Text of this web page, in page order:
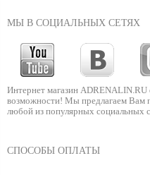
МЫ В СОЦИАЛЬНЫХ СЕТЯХ
Интернет магазин ADRENALIN.RU
возможности! Мы предлагаем Вам
любой из популярных социальных
СПОСОБЫ ОПЛАТЫ